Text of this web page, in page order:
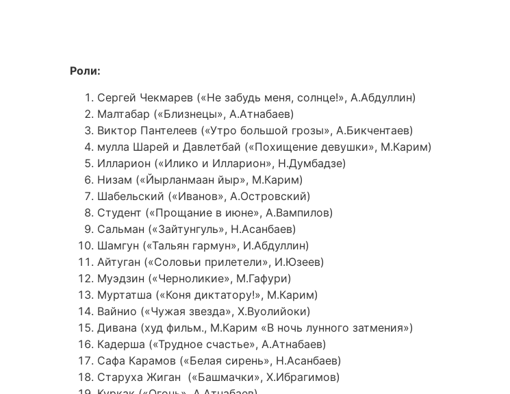
Роли:
Сергей Чекмарев («Не забудь меня, солнце!», А.Абдуллин)
Малтабар («Близнецы», А.Атнабаев)
Виктор Пантелеев («Утро большой грозы», А.Бикчентаев)
мулла Шарей и Давлетбай («Похищение девушки», М.Карим)
Илларион («Илико и Илларион», Н.Думбадзе)
Низам («Йырланмаан йыр», М.Карим)
Шабельский («Иванов», А.Островский)
Студент («Прощание в июне», А.Вампилов)
Сальман («Зайтунгуль», Н.Асанбаев)
Шамгун («Тальян гармун», И.Абдуллин)
Айтуган («Соловьи прилетели», И.Юзеев)
Муэдзин («Черноликие», М.Гафури)
Муртатша («Коня диктатору!», М.Карим)
Вайнио («Чужая звезда», Х.Вуолийоки)
Дивана (худ фильм., М.Карим «В ночь лунного затмения»)
Кадерша («Трудное счастье», А.Атнабаев)
Сафа Карамов («Белая сирень», Н.Асанбаев)
Старуха Жиган («Башмачки», Х.Ибрагимов)